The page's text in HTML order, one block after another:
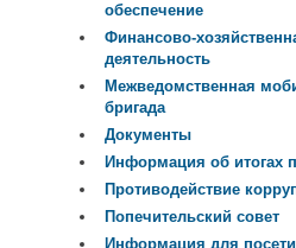
обеспечение
Финансово-
деятельность
Межведомственная
бригада
Документы
Информация об итогах
Противодействие
Попечительский совет
Информация для